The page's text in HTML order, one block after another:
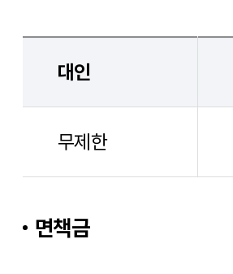
대인
무제한
면책금